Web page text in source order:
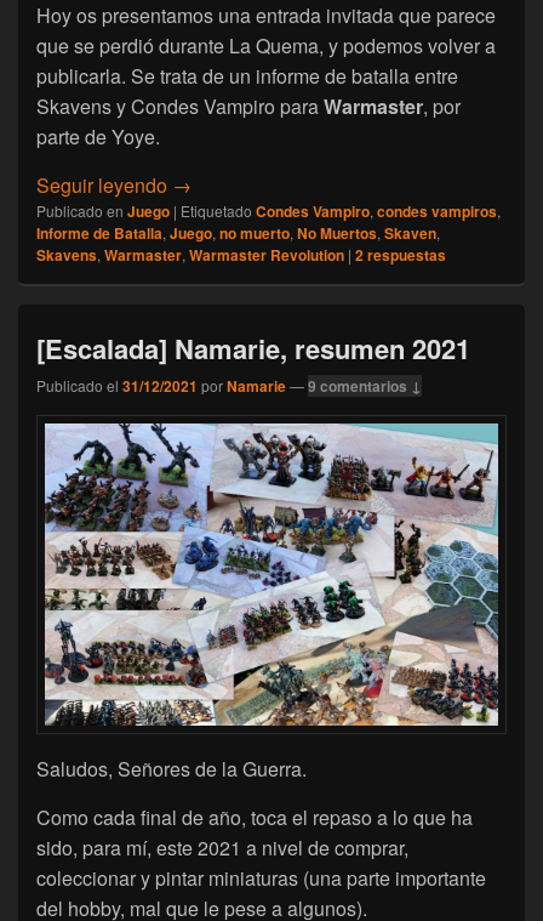
Hoy os presentamos una entrada invitada que parece
que se perdió durante La Quema, y podemos volver a
publicarla. Se trata de un informe de batalla entre
Skavens y Condes Vampiro paraWarmaster, por
parte de Yoye.
Seguir leyendo [Warmaster] Informe de batalla: Skavens
→
Publicado en Juego | Etiquetado Condes Vampiro, condes vampiros,
Informe de Batalla, Juego, no muerto, No Muertos, Skaven,
Skavens, Warmaster, Warmaster Revolution | 2respuestas
[Escalada] Namarie, resumen 2021
Publicado el 31/12/2021 porNamarie—9 comentarios ↓
Saludos, Señores de la Guerra.
Como cada final de año, toca el repaso a lo que ha
sido, para mí, este 2021 a nivel de comprar,
coleccionar y pintar miniaturas (una parte importante
del hobby, mal que le pese a algunos).